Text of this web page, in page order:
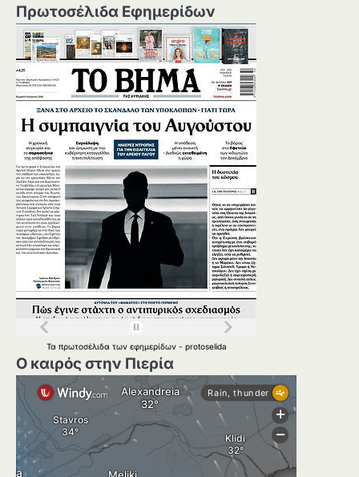
Πρωτοσέλιδα Εφημερίδων
Τα πρωτοσέλιδα των εφημερίδων - protoselida
Ο καιρός στην Πιερία